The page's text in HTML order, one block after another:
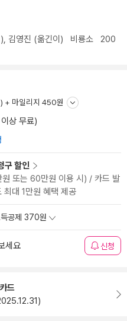
김영진 (옮긴이) 비룡소 200
+ 마일리지 450원
상 무료)
구 할인
또는 60만원 이용 시) / 카드 발
최대 1만원 혜택 제공
공제 370원
세요 신청
드